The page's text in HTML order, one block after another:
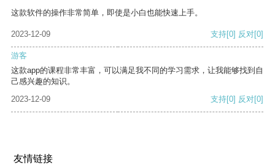
这款软件的操作非常简单，即使是小白也能快速上手。
2023-12-09 支持[0] 反对[0]
游客
这款app的课程非常丰富，可以满足我不同的学习需求，让我能够找到自
己感兴趣的知识。
2023-12-09
支持[0] 反对[0]
友情链接